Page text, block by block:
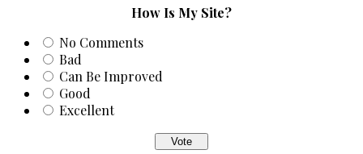
How Is My Site?
No Comments
Bad
Can Be Improved
Good
Excellent